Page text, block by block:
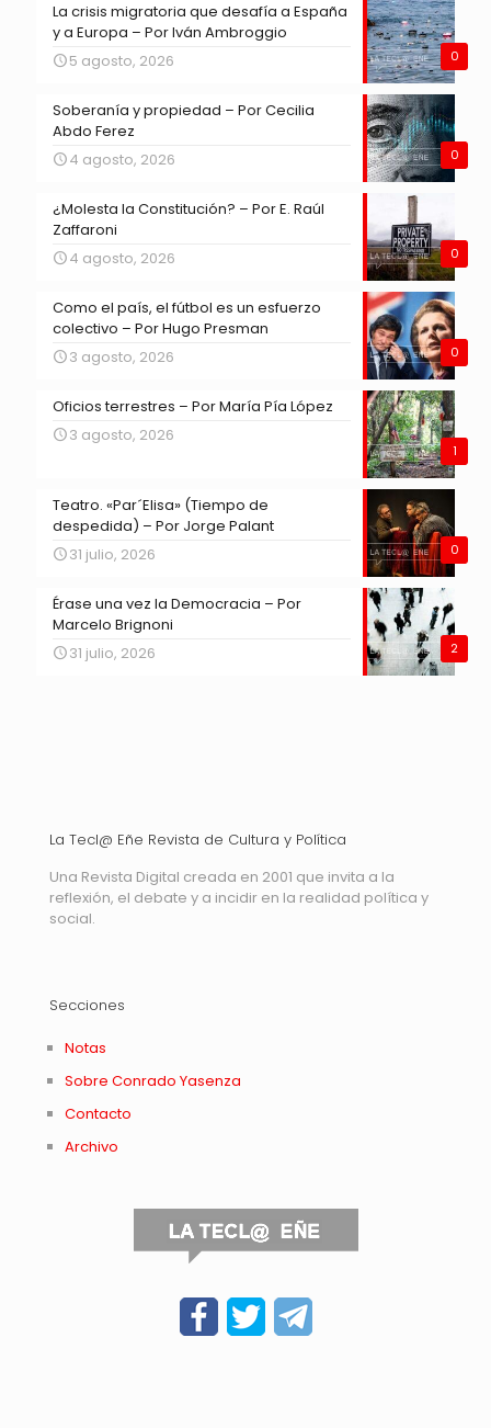
0
La crisis migratoria que desafía a España
y a Europa – Por Iván Ambroggio
5 agosto, 2026
0
Soberanía y propiedad – Por Cecilia
Abdo Ferez
4 agosto, 2026
0
¿Molesta la Constitución? – Por E. Raúl
Zaffaroni
4 agosto, 2026
0
Como el país, el fútbol es un esfuerzo
colectivo – Por Hugo Presman
3 agosto, 2026
1
Oficios terrestres – Por María Pía López
3 agosto, 2026
0
Teatro. «Par´Elisa» (Tiempo de
despedida) – Por Jorge Palant
31 julio, 2026
2
Érase una vez la Democracia – Por
Marcelo Brignoni
31 julio, 2026
La Tecl@ Eñe Revista de Cultura y Política
Una Revista Digital creada en 2001 que invita a la
reflexión, el debate y a incidir en la realidad política y
social.
Secciones
Notas
Sobre Conrado Yasenza
Contacto
Archivo